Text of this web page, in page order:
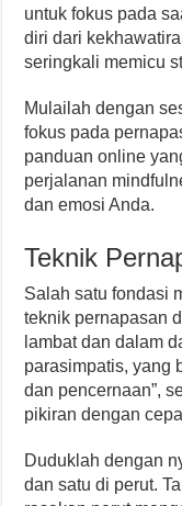
untuk fokus pada
diri dari
seringkali memicu
Mulailah dengan
fokus pada
panduan online
perjalanan
dan emosi Anda.
Teknik
Salah satu fondasi
teknik pernapasan
lambat dan dalam
parasimpatis, yang
dan pencernaan”,
pikiran dengan
Duduklah dengan
dan satu di perut.